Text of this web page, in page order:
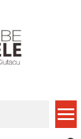
nu plăti